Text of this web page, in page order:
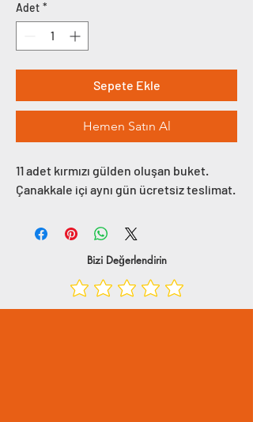
Adet *
Sepete Ekle
Hemen Satın Al
11 adet kırmızı gülden oluşan buket.
Çanakkale içi aynı gün ücretsiz teslimat.
Bizi Değerlendirin